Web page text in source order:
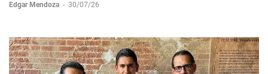
Edgar Mendoza - 30/07/26